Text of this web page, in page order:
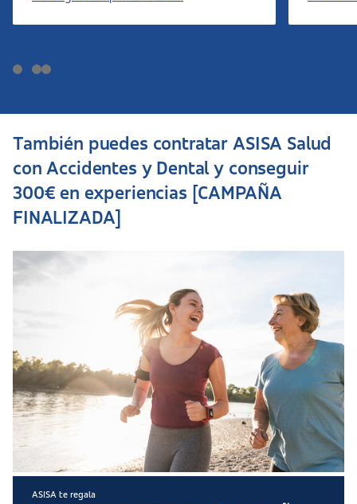
También puedes contratar ASISA Salud
con Accidentes y Dental y conseguir
300€ en experiencias [CAMPAÑA
FINALIZADA]
ASISA te regala